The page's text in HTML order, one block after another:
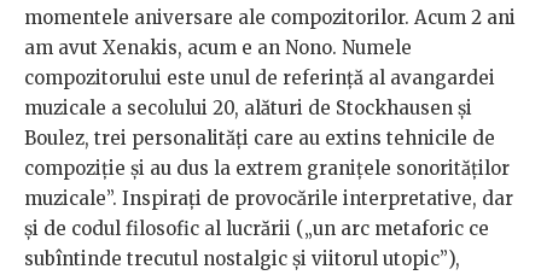
momentele aniversare ale compozitorilor. Acum 2 ani
am avut Xenakis, acum e an Nono. Numele
compozitorului este unul de referință al avangardei
muzicale a secolului 20, alături de Stockhausen și
Boulez, trei personalități care au extins tehnicile de
compoziție și au dus la extrem granițele sonorităților
muzicale”. Inspiraţi de provocările interpretative, dar
şi de codul filosofic al lucrării („un arc metaforic ce
subîntinde trecutul nostalgic şi viitorul utopic”),